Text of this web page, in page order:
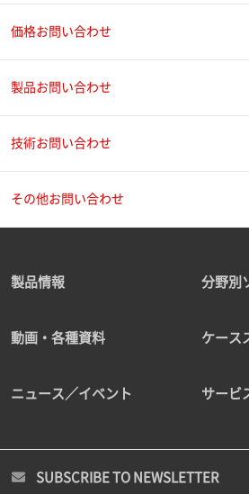
価格お問い合わせ
製品お問い合わせ
技術お問い合わせ
その他お問い合わせ
製品情報 分野別
動画・各種資料 ケース
ニュース／イベント サービ
SUBSCRIBE TO NEWSLETTER